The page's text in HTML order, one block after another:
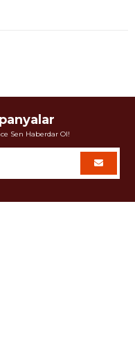
Sen Haberdar Ol!